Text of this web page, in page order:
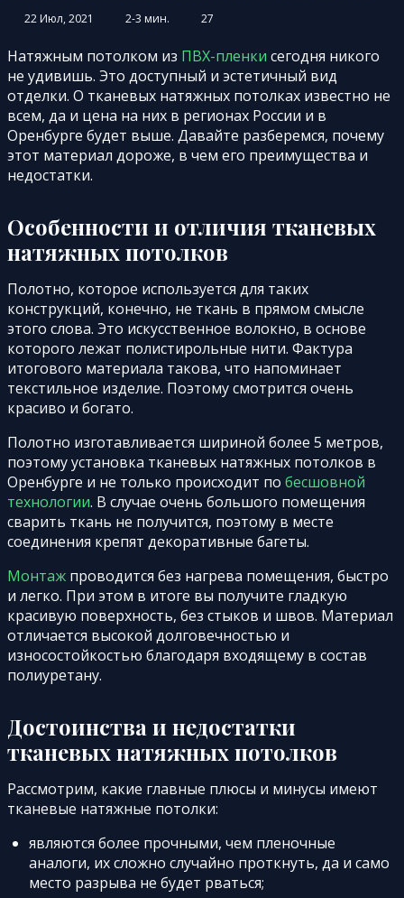
22 Июл, 2021 2-3 мин. 27
Натяжным потолком из ПВХ-пленки сегодня никого
не удивишь. Это доступный и эстетичный вид
отделки. О тканевых натяжных потолках известно не
всем, да и цена на них в регионах России и в
Оренбурге будет выше. Давайте разберемся, почему
этот материал дороже, в чем его преимущества и
недостатки.
Особенности и отличия тканевых
натяжных потолков
Полотно, которое используется для таких
конструкций, конечно, не ткань в прямом смысле
этого слова. Это искусственное волокно, в основе
которого лежат полистирольные нити. Фактура
итогового материала такова, что напоминает
текстильное изделие. Поэтому смотрится очень
красиво и богато.
Полотно изготавливается шириной более 5 метров,
поэтому установка тканевых натяжных потолков в
Оренбурге и не только происходит по бесшовной
технологии. В случае очень большого помещения
сварить ткань не получится, поэтому в месте
соединения крепят декоративные багеты.
Монтаж проводится без нагрева помещения, быстро
и легко. При этом в итоге вы получите гладкую
красивую поверхность, без стыков и швов. Материал
отличается высокой долговечностью и
износостойкостью благодаря входящему в состав
полиуретану.
Достоинства и недостатки
тканевых натяжных потолков
Рассмотрим, какие главные плюсы и минусы имеют
тканевые натяжные потолки:
являются более прочными, чем пленочные
аналоги, их сложно случайно проткнуть, да и само
место разрыва не будет рваться;